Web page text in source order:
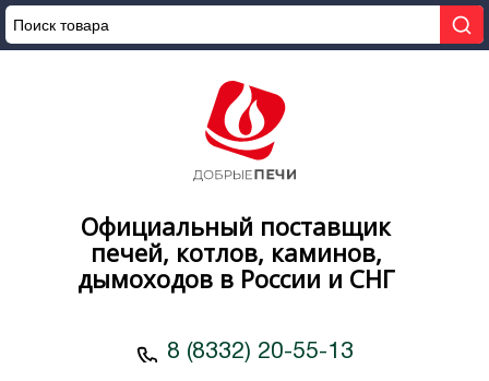
Официальный поставщик
печей, котлов, каминов,
дымоходов в России и СНГ
8 (8332) 20-55-13